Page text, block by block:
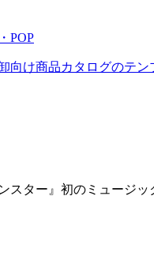
POP
向け商品カタログのテン
スター』初のミュージッ